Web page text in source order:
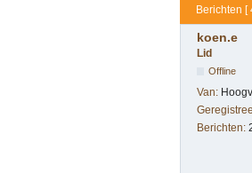
Berichten [
koen.e
Lid
Offline
Van:
Berichten: